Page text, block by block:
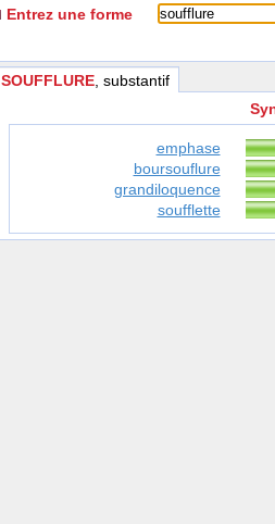
Entrez une forme
SOUFFLURE , substantif
emphase
boursouflure
grandiloquence
soufflette